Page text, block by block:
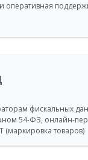
оперативная
фискальных
54-ФЗ, онлайн-
товаров)